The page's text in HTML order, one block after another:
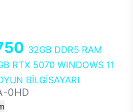
32GB DDR5 RAM
RTX 5070 WINDOWS 11
BİLGİSAYARI
0HD